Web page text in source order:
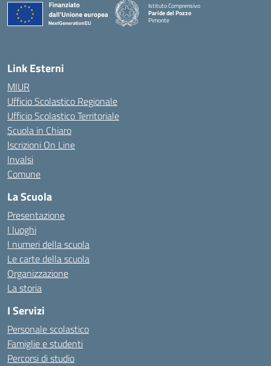
Istituto Comprensivo
Paride del Pozzo
Pimonte
Link Esterni
MIUR
Ufficio Scolastico Regionale
Ufficio Scolastico Territoriale
Scuola in Chiaro
Iscrizioni On Line
Invalsi
Comune
La Scuola
Presentazione
I luoghi
I numeri della scuola
Le carte della scuola
Organizzazione
La storia
I Servizi
Personale scolastico
Famiglie e studenti
Percorsi di studio